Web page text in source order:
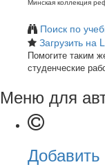
Минская коллекция
Поиск по
Загрузить на
Помогите таким
студенческие
Меню для
Добавить